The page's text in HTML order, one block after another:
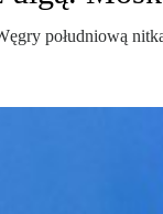
południową